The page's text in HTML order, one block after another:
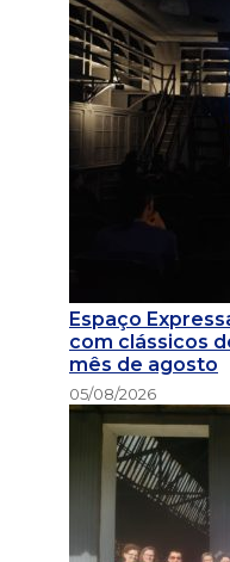
Espaço
com clássicos
mês de agosto
05/08/2026